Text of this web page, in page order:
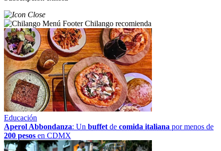
Chilango recomienda
Educación
Aperol Abbondanza: Un buffet de comida italiana por menos de
200 pesos en CDMX